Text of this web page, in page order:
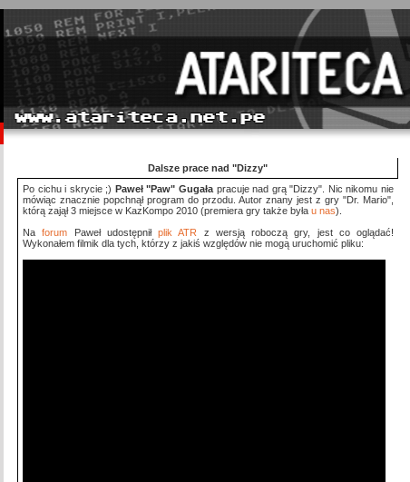
Dalsze prace nad "Dizzy"
Po cichu i skrycie ;) Paweł "Paw" Gugała pracuje nad grą "Dizzy". Nic nikomu nie
mówiąc znacznie popchnął program do przodu. Autor znany jest z gry "Dr. Mario",
którą zajął 3 miejsce w KazKompo 2010 (premiera gry także była u nas).
Naforum Paweł udostępnił plik ATR
z wersją roboczą gry, jest co oglądać!
Wykonałem filmik dla tych, którzy z jakiś względów nie mogą uruchomić pliku: